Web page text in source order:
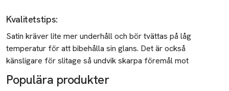
Beauty hacks
Vitamin C
Peptider
Kvalitetstips:
Satin kräver lite mer underhåll och bör tvättas på låg
temperatur för att bibehålla sin glans. Det är också
känsligare för slitage så undvik skarpa föremål mot
Populära produkter